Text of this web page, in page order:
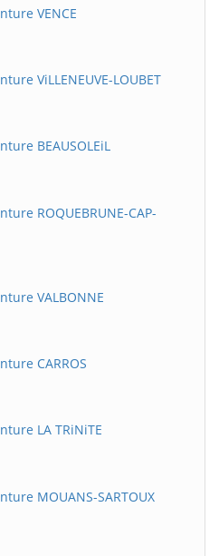
VENCE
ViLLENEUVE-LOUBET
BEAUSOLEiL
ROQUEBRUNE-CAP-
VALBONNE
CARROS
LA TRiNiTE
MOUANS-SARTOUX